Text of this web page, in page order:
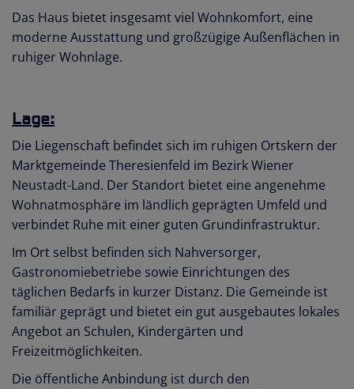
Das Haus bietet insgesamt viel Wohnkomfort, eine
moderne Ausstattung und großzügige Außenflächen in
ruhiger Wohnlage.
Lage:
Die Liegenschaft befindet sich im ruhigen Ortskern der
Marktgemeinde Theresienfeld im Bezirk Wiener
Neustadt-Land. Der Standort bietet eine angenehme
Wohnatmosphäre im ländlich geprägten Umfeld und
verbindet Ruhe mit einer guten Grundinfrastruktur.
Im Ort selbst befinden sich Nahversorger,
Gastronomiebetriebe sowie Einrichtungen des
täglichen Bedarfs in kurzer Distanz. Die Gemeinde ist
familiär geprägt und bietet ein gut ausgebautes lokales
Angebot an Schulen, Kindergärten und
Freizeitmöglichkeiten.
Die öffentliche Anbindung ist durch den